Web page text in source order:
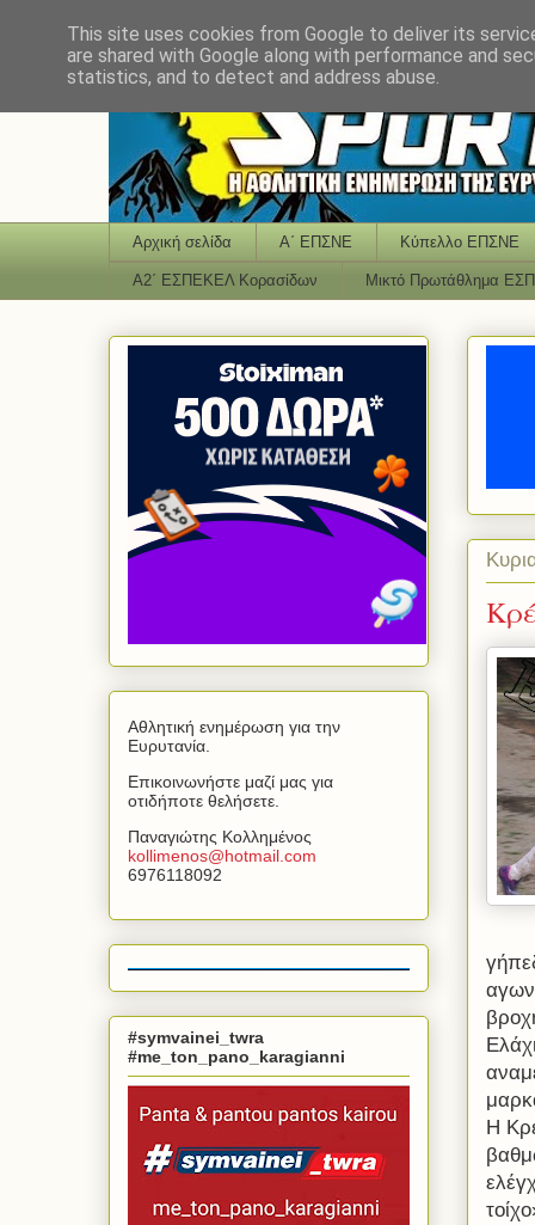
Αρχική σελίδα Α΄ ΕΠΣΝΕ Κύπελλο ΕΠΣΝΕ
Α2΄ ΕΣΠΕΚΕΛ Κορασίδων Μικτό Πρωτάθλημα
Η
Αθλητική ενημέρωση για την
Ευρυτανία.
Επικοινωνήστε μαζί μας για
οτιδήποτε θελήσετε.
Παναγιώτης Κολλημένος
kollimenos@hotmail com
6976118092
#symvainei_twra
#me_ton_pano_karagianni
This site uses cookies from Google to deliver its
are shared with Google along with performance and
statistics, and to detect and address abuse.